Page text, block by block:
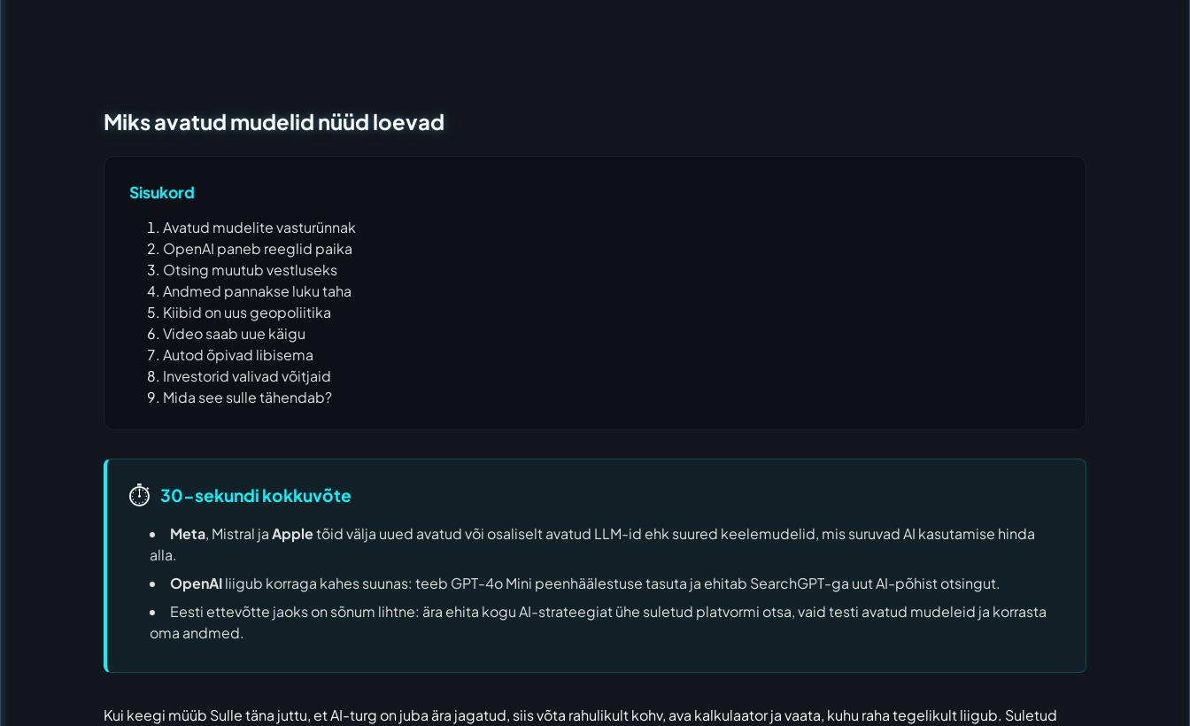
Miks avatud mudelid nüüd loevad
Sisukord
Avatud mudelite vasturünnak
OpenAI paneb reeglid paika
Otsing muutub vestluseks
Andmed pannakse luku taha
Kiibid on uus geopoliitika
Video saab uue käigu
Autod õpivad libisema
Investorid valivad võitjaid
Mida see sulle tähendab?
⏱️ 30-sekundi kokkuvõte
Meta, Mistral jaAppletõid välja uued avatud või osaliselt avatud LLM-id ehk suured keelemudelid, mis suruvad AI kasutamise hinda
alla.
OpenAIliigub korraga kahes suunas: teeb GPT-4o Mini peenhäälestuse tasuta ja ehitab SearchGPT-ga uut AI-põhist otsingut.
Eesti ettevõtte jaoks on sõnum lihtne: ära ehita kogu AI-strateegiat ühe suletud platvormi otsa, vaid testi avatud mudeleid ja korrasta
oma andmed.
Kui keegi müüb Sulle täna juttu, et AI-turg on juba ära jagatud, siis võta rahulikult kohv, ava kalkulaator ja vaata, kuhu raha tegelikult liigub. Suletud